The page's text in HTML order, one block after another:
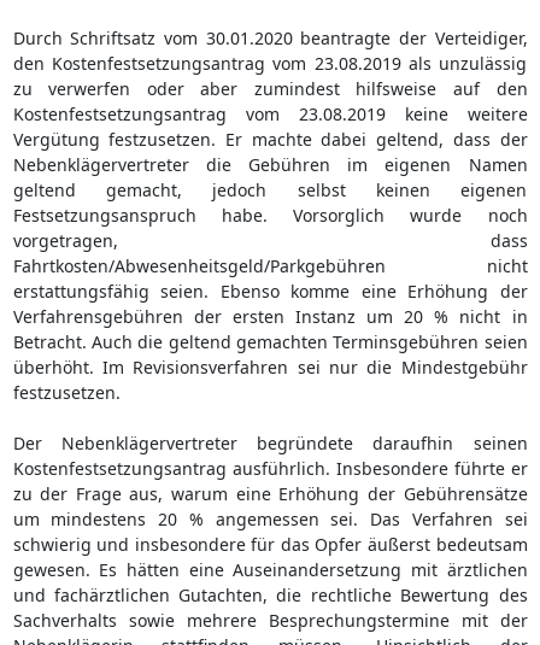
Durch Schriftsatz vom 30.01.2020 beantragte der Verteidiger,
den Kostenfestsetzungsantrag vom 23.08.2019 als unzulässig
zu verwerfen oder aber zumindest hilfsweise auf den
Kostenfestsetzungsantrag vom 23.08.2019 keine weitere
Vergütung festzusetzen. Er machte dabei geltend, dass der
Nebenklägervertreter die Gebühren im eigenen Namen
geltend gemacht, jedoch selbst keinen eigenen
Festsetzungsanspruch habe. Vorsorglich wurde noch
vorgetragen, dass
Fahrtkosten/Abwesenheitsgeld/Parkgebühren nicht
erstattungsfähig seien. Ebenso komme eine Erhöhung der
Verfahrensgebühren der ersten Instanz um 20 % nicht in
Betracht. Auch die geltend gemachten Terminsgebühren seien
überhöht. Im Revisionsverfahren sei nur die Mindestgebühr
festzusetzen.
Der Nebenklägervertreter begründete daraufhin seinen
Kostenfestsetzungsantrag ausführlich. Insbesondere führte er
zu der Frage aus, warum eine Erhöhung der Gebührensätze
um mindestens 20 % angemessen sei. Das Verfahren sei
schwierig und insbesondere für das Opfer äußerst bedeutsam
gewesen. Es hätten eine Auseinandersetzung mit ärztlichen
und fachärztlichen Gutachten, die rechtliche Bewertung des
Sachverhalts sowie mehrere Besprechungstermine mit der